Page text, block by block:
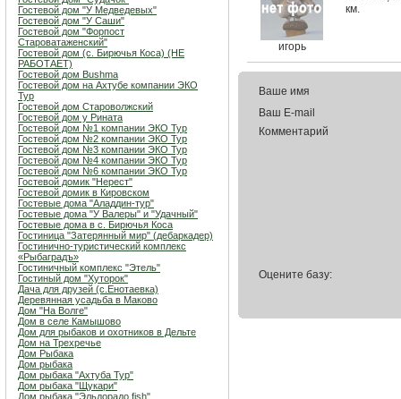
Гостевой дом "У Медведевых"
Гостевой дом "У Саши"
Гостевой дом "Форпост
Староватаженский"
Гостевой дом (с. Бирючья Коса) (НЕ
РАБОТАЕТ)
Гостевой дом Bushma
Гостевой дом на Ахтубе компании ЭКО
Тур
Гостевой дом Староволжский
Гостевой дом у Рината
Гостевой дом №1 компании ЭКО Тур
Гостевой дом №2 компании ЭКО Тур
Гостевой дом №3 компании ЭКО Тур
Гостевой дом №4 компании ЭКО Тур
Гостевой дом №6 компании ЭКО Тур
Гостевой домик "Нерест"
Гостевой домик в Кировском
Гостевые дома "Аладдин-тур"
Гостевые дома "У Валеры" и "Удачный"
Гостевые дома в с. Бирючья Коса
Гостиница "Затерянный мир" (дебаркадер)
Гостинично-туристический комплекс
«Рыбаградъ»
Гостиничный комплекс "Этель"
Гостиный дом "Хуторок"
Дача для друзей (с.Енотаевка)
Деревянная усадьба в Маково
Дом "На Волге"
Дом в селе Камышово
Дом для рыбаков и охотников в Дельте
Дом на Трехречье
Дом Рыбака
Дом рыбака
Дом рыбака "Ахтуба Тур"
Дом рыбака "Щукари"
Дом рыбака "Эльдорадо fish"
игорь
км.
Ваше имя
Ваш E-mail
Комментарий
Оцените базу: